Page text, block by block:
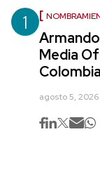
1
Media
Colombia
agosto 5, 2026